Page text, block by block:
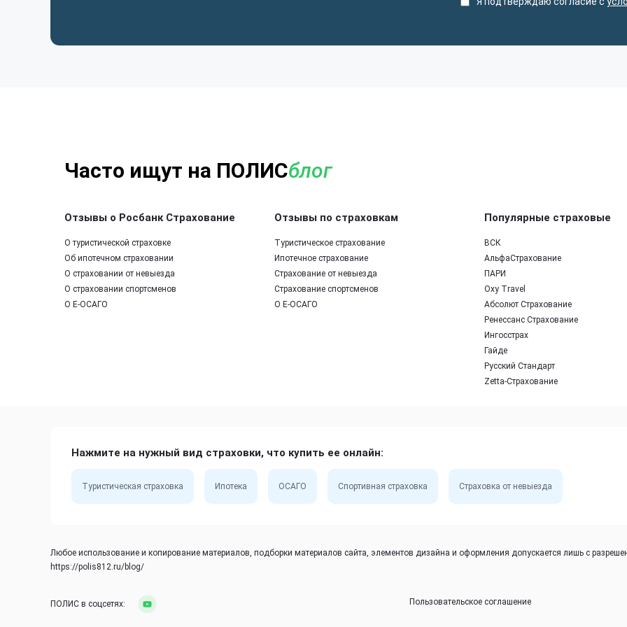
Часто ищут на ПОЛИСблог
Отзывы о Росбанк Страхование
О туристической страховке
Об ипотечном страховании
О страховании от невыезда
О страховании спортсменов
О Е-ОСАГО
Отзывы по страховкам
Туристическое страхование
Ипотечное страхование
Страхование от невыезда
Страхование спортсменов
О Е-ОСАГО
Популярные страховые
ВСК
АльфаСтрахование
ПАРИ
Oxy Travel
Абсолют Страхование
Ренессанс Страхование
Ингосстрах
Гайде
Русский Стандарт
Zetta-Страхование
Нажмите на нужный вид страховки, что купить ее онлайн:
Туристическая страховка Ипотека ОСАГО Спортивная страховка Страховка от невыезда
Любое использование и копирование материалов, подборки материалов сайта, элементов дизайна и оформления допускается лишь с
https://polis812.ru/blog/
ПОЛИС в соцсетях: Пользовательское соглашение